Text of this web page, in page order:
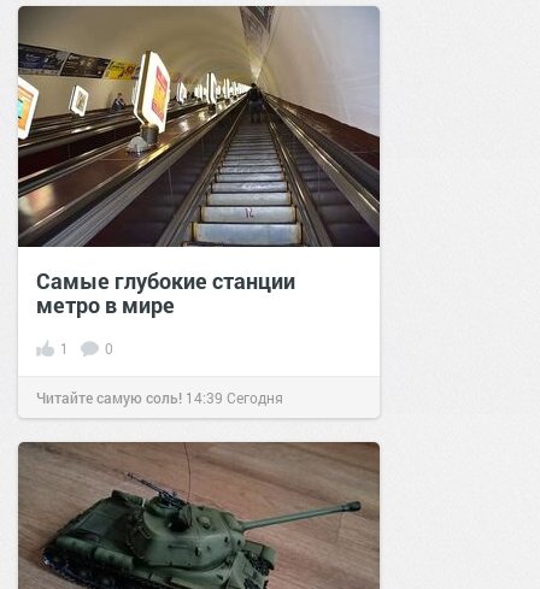
Самые глубокие станции
метро в мире
1 0
Читайте самую соль! 14:39 Сегодня